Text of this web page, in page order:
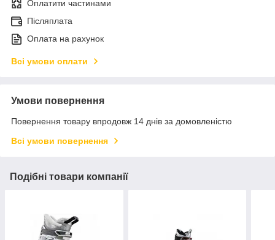
Оплатити частинами
Післяплата
Оплата на рахунок
Всі умови оплати
Умови повернення
Повернення товару впродовж 14 днів за домовленістю
Всі умови повернення
Подібні товари компанії